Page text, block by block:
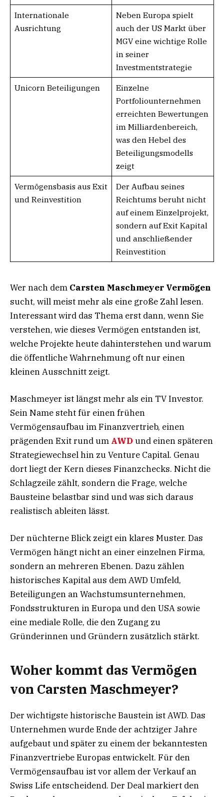
Internationale
Ausrichtung
Neben Europa spielt
auch der US Markt über
MGV eine wichtige Rolle
in seiner
Investmentstrategie
Unicorn Beteiligungen
Einzelne
Portfoliounternehmen
erreichten Bewertungen
im Milliardenbereich,
was den Hebel des
Beteiligungsmodells
zeigt
Vermögensbasis aus Exit
und Reinvestition
Der Aufbau seines
Reichtums beruht nicht
auf einem Einzelprojekt,
sondern auf Exit Kapital
und anschließender
Reinvestition
Wer nach dem Carsten Maschmeyer Vermögen
sucht, will meist mehr als eine große Zahl lesen.
Interessant wird das Thema erst dann, wenn Sie
verstehen, wie dieses Vermögen entstanden ist,
welche Projekte heute dahinterstehen und warum
die öffentliche Wahrnehmung oft nur einen
kleinen Ausschnitt zeigt.
Maschmeyer ist längst mehr als ein TV Investor.
Sein Name steht für einen frühen
Vermögensaufbau im Finanzvertrieb, einen
prägenden Exit rund um AWD und einen späteren
Strategiewechsel hin zu Venture Capital. Genau
dort liegt der Kern dieses Finanzchecks. Nicht die
Schlagzeile zählt, sondern die Frage, welche
Bausteine belastbar sind und was sich daraus
realistisch ableiten lässt.
Der nüchterne Blick zeigt ein klares Muster. Das
Vermögen hängt nicht an einer einzelnen Firma,
sondern an mehreren Ebenen. Dazu zählen
historisches Kapital aus dem AWD Umfeld,
Beteiligungen an Wachstumsunternehmen,
Fondsstrukturen in Europa und den USA sowie
eine mediale Rolle, die den Zugang zu
Gründerinnen und Gründern zusätzlich stärkt.
Woher kommt das Vermögen
von Carsten Maschmeyer?
Der wichtigste historische Baustein ist AWD. Das
Unternehmen wurde Ende der achtziger Jahre
aufgebaut und später zu einem der bekanntesten
Finanzvertriebe Europas entwickelt. Für den
Vermögensaufbau ist vor allem der Verkauf an
Swiss Life entscheidend. Der Deal markiert den